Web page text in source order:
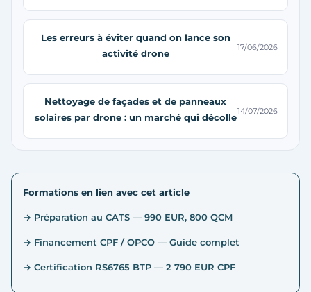
Les erreurs à éviter quand on lance son
activité drone
17/06/2026
Nettoyage de façades et de panneaux
solaires par drone : un marché qui décolle
14/07/2026
Formations en lien avec cet article
→ Préparation au CATS — 990 EUR, 800 QCM
→ Financement CPF / OPCO — Guide complet
→ Certification RS6765 BTP — 2 790 EUR CPF